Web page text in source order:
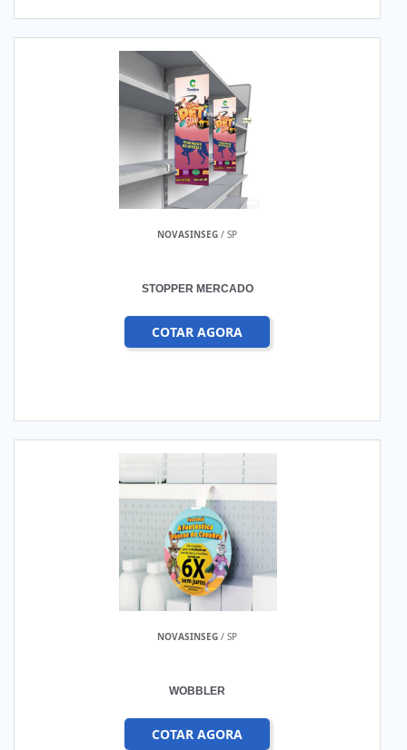
NOVASINSEG / SP
STOPPER MERCADO
COTAR AGORA
NOVASINSEG / SP
WOBBLER
COTAR AGORA